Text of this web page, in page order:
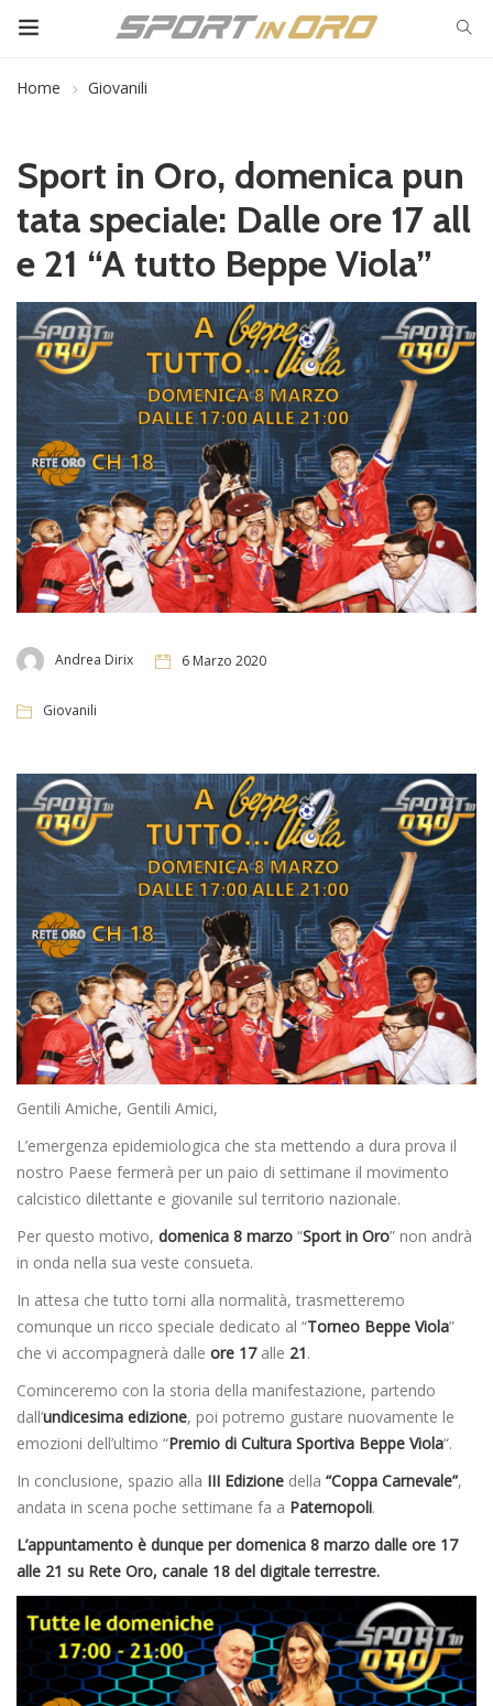
Home Giovanili
Sport in Oro, domenica pun
tata speciale: Dalle ore 17 all
e 21 “A tutto Beppe Viola”
Andrea Dirix 6 Marzo 2020
Giovanili
Gentili Amiche, Gentili Amici,
L’emergenza epidemiologica che sta mettendo a dura prova il
nostro Paese fermerà per un paio di settimane il movimento
calcistico dilettante e giovanile sul territorio nazionale.
Per questo motivo, domenica 8 marzo “Sport in Oro” non andrà
in onda nella sua veste consueta.
In attesa che tutto torni alla normalità, trasmetteremo
comunque un ricco speciale dedicato al “Torneo Beppe Viola”
che vi accompagnerà dalle ore 17alle 21.
Cominceremo con la storia della manifestazione, partendo
dall’undicesima edizione, poi potremo gustare nuovamente le
emozioni dell’ultimo “Premio di Cultura Sportiva Beppe Viola“.
In conclusione, spazio alla III Edizione della “Coppa Carnevale”,
andata in scena poche settimane fa a Paternopoli.
L’appuntamento è dunque per domenica 8 marzo dalle ore 17
alle 21 su Rete Oro, canale 18 del digitale terrestre.